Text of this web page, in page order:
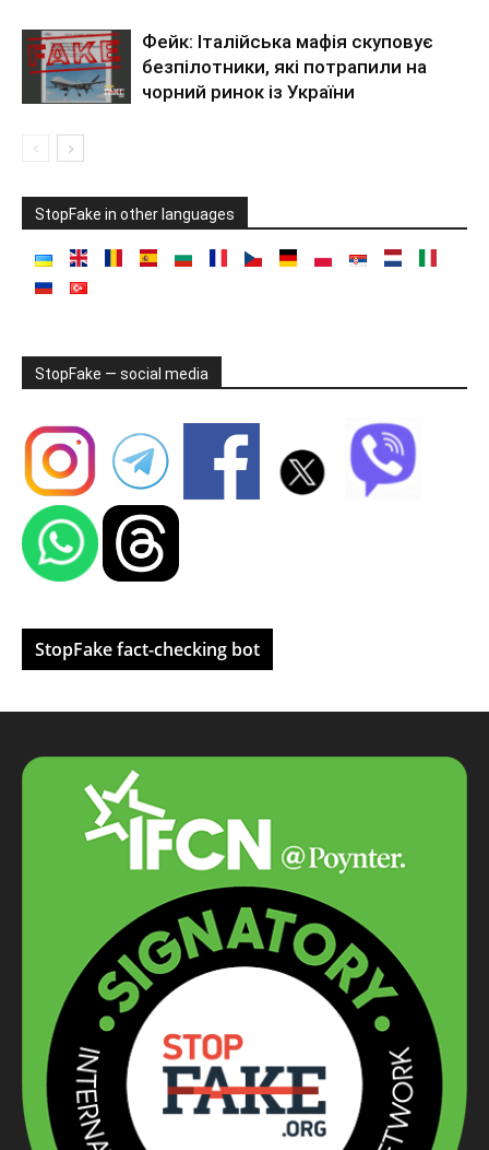
Фейк: Італійська мафія скуповує
безпілотники, які потрапили на
чорний ринок із України
StopFake in other languages
StopFake — social media
StopFake fact-checking bot